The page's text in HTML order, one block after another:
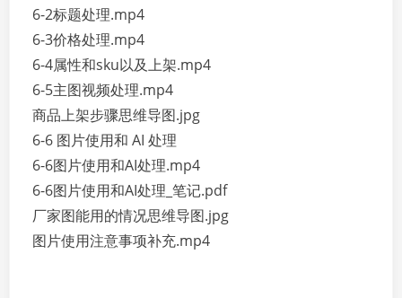
6-2标题处理.mp4
6-3价格处理.mp4
6-4属性和sku以及上架.mp4
6-5主图视频处理.mp4
商品上架步骤思维导图.jpg
6-6 图片使用和 AI 处理
6-6图片使用和AI处理.mp4
6-6图片使用和AI处理_笔记.pdf
厂家图能用的情况思维导图.jpg
图片使用注意事项补充.mp4